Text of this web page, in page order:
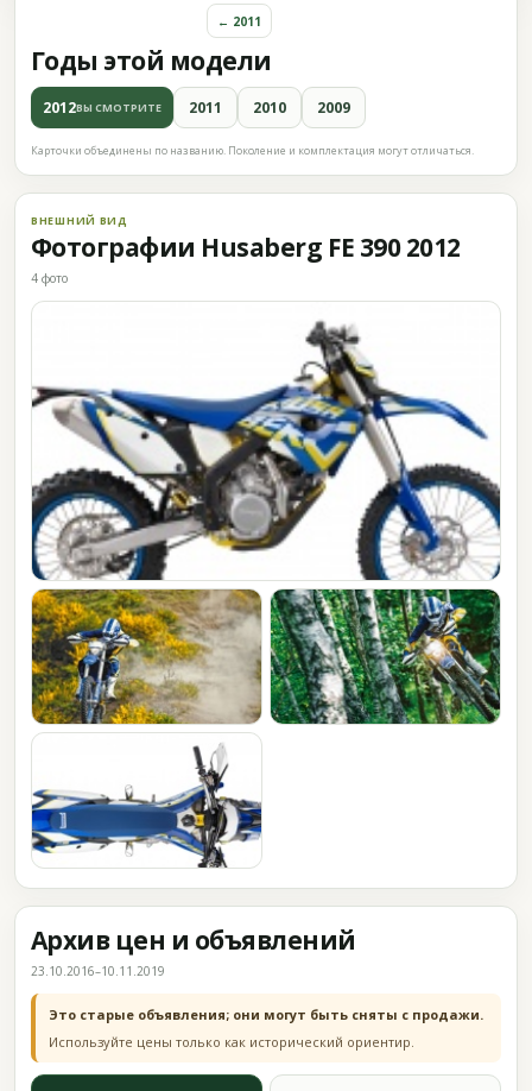
Годы этой модели
← 2011
2012ВЫ СМОТРИТЕ 2011 2010 2009
Карточки объединены по названию. Поколение и комплектация могут отличаться.
ВНЕШНИЙ ВИД
Фотографии Husaberg FE 390 2012
4 фото
Архив цен и объявлений
23.10.2016–10.11.2019
Это старые объявления; они могут быть сняты с продажи.
Используйте цены только как исторический ориентир.